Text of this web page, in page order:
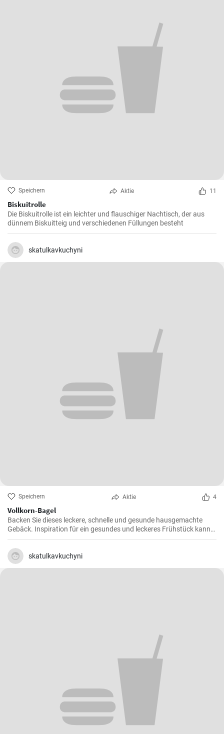
Speichern Aktie 11
Biskuitrolle
Die Biskuitrolle ist ein leichter und flauschiger Nachtisch, der aus
dünnem Biskuitteig und verschiedenen Füllungen besteht
skatulkavkuchyni
Speichern Aktie 4
Vollkorn-Bagel
Backen Sie dieses leckere, schnelle und gesunde hausgemachte
Gebäck. Inspiration für ein gesundes und leckeres Frühstück kann
man nie genug haben.
skatulkavkuchyni